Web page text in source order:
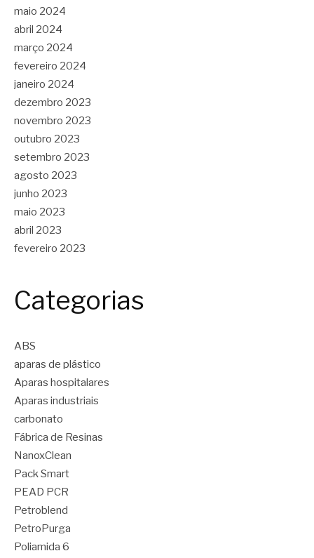
maio 2024
abril 2024
março 2024
fevereiro 2024
janeiro 2024
dezembro 2023
novembro 2023
outubro 2023
setembro 2023
agosto 2023
junho 2023
maio 2023
abril 2023
fevereiro 2023
Categorias
ABS
aparas de plástico
Aparas hospitalares
Aparas industriais
carbonato
Fábrica de Resinas
NanoxClean
Pack Smart
PEAD PCR
Petroblend
PetroPurga
Poliamida 6